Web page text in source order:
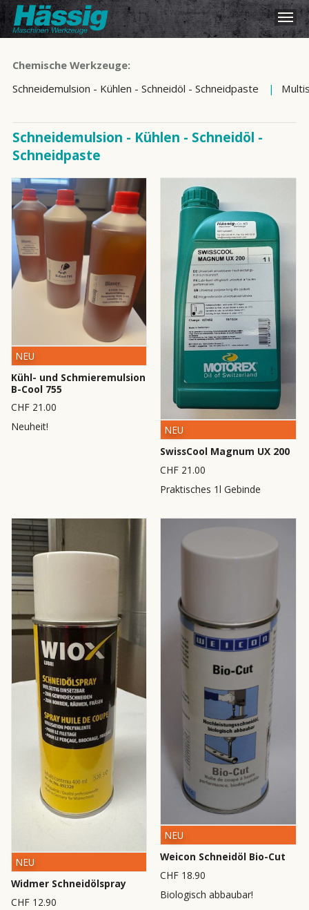
Chemische Werkzeuge:
Schneidemulsion - Kühlen - Schneidöl - Schneidpaste
|
Schneidemulsion - Kühlen - Schneidöl -
Schneidpaste
NEU
Kühl- und Schmieremulsion
B-Cool 755
CHF 21.00
Neuheit!
NEU
SwissCool Magnum UX 200
CHF 21.00
Praktisches 1l Gebinde
NEU
Widmer Schneidölspray
CHF 12.90
NEU
Weicon Schneidöl Bio-Cut
CHF 18.90
Biologisch abbaubar!